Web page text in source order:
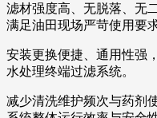
滤材强度高、无脱落、无
满足油田现场严苛使用要求
安装更换便捷、通用性强
水处理终端过滤系统。
减少清洗维护频次与药剂